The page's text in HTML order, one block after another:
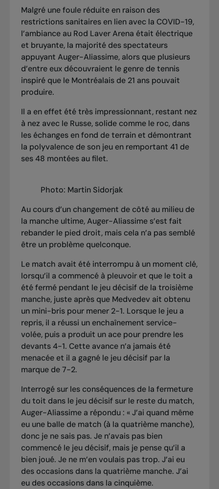
Malgré une foule réduite en raison des
restrictions sanitaires en lien avec la COVID-19,
l’ambiance au Rod Laver Arena était électrique
et bruyante, la majorité des spectateurs
appuyant Auger-Aliassime, alors que plusieurs
d’entre eux découvraient le genre de tennis
inspiré que le Montréalais de 21 ans pouvait
produire.
Il a en effet été très impressionnant, restant nez
à nez avec le Russe, solide comme le roc, dans
les échanges en fond de terrain et démontrant
la polyvalence de son jeu en remportant 41 de
ses 48 montées au filet.
Photo: Martin Sidorjak
Au cours d’un changement de côté au milieu de
la manche ultime, Auger-Aliassime s’est fait
rebander le pied droit, mais cela n’a pas semblé
être un problème quelconque.
Le match avait été interrompu à un moment clé,
lorsqu’il a commencé à pleuvoir et que le toit a
été fermé pendant le jeu décisif de la troisième
manche, juste après que Medvedev ait obtenu
un mini-bris pour mener 2-1. Lorsque le jeu a
repris, il a réussi un enchaînement service-
volée, puis a produit un ace pour prendre les
devants 4-1. Cette avance n’a jamais été
menacée et il a gagné le jeu décisif par la
marque de 7-2.
Interrogé sur les conséquences de la fermeture
du toit dans le jeu décisif sur le reste du match,
Auger-Aliassime a répondu : « J’ai quand même
eu une balle de match (à la quatrième manche),
donc je ne sais pas. Je n’avais pas bien
commencé le jeu décisif, mais je pense qu’il a
bien joué. Je ne m’en voulais pas trop. J’ai eu
des occasions dans la quatrième manche. J’ai
eu des occasions dans la cinquième.